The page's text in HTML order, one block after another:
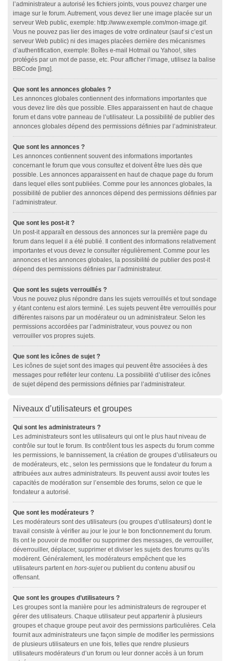
l’administrateur a autorisé les fichiers joints, vous pouvez charger une
image sur le forum. Autrement, vous devez lier une image placée sur un
serveur Web public, exemple: http://www.exemple.com/mon-image.gif.
Vous ne pouvez pas lier des images de votre ordinateur (sauf si c’est un
serveur Web public) ni des images placées derrière des mécanismes
d’authentification, exemple: Boîtes e-mail Hotmail ou Yahoo!, sites
protégés par un mot de passe, etc. Pour afficher l’image, utilisez la balise
BBCode [img].
Que sont les annonces globales ?
Les annonces globales contiennent des informations importantes que
vous devez lire dès que possible. Elles apparaissent en haut de chaque
forum et dans votre panneau de l’utilisateur. La possibilité de publier des
annonces globales dépend des permissions définies par l’administrateur.
Que sont les annonces ?
Les annonces contiennent souvent des informations importantes
concernant le forum que vous consultez et doivent être lues dès que
possible. Les annonces apparaissent en haut de chaque page du forum
dans lequel elles sont publiées. Comme pour les annonces globales, la
possibilité de publier des annonces dépend des permissions définies par
l’administrateur.
Que sont les post-it ?
Un post-it apparaît en dessous des annonces sur la première page du
forum dans lequel il a été publié. Il contient des informations relativement
importantes et vous devez le consulter régulièrement. Comme pour les
annonces et les annonces globales, la possibilité de publier des post-it
dépend des permissions définies par l’administrateur.
Que sont les sujets verrouillés ?
Vous ne pouvez plus répondre dans les sujets verrouillés et tout sondage
y étant contenu est alors terminé. Les sujets peuvent être verrouillés pour
différentes raisons par un modérateur ou un administrateur. Selon les
permissions accordées par l’administrateur, vous pouvez ou non
verrouiller vos propres sujets.
Que sont les icônes de sujet ?
Les icônes de sujet sont des images qui peuvent être associées à des
messages pour refléter leur contenu. La possibilité d’utiliser des icônes
de sujet dépend des permissions définies par l’administrateur.
Niveaux d’utilisateurs et groupes
Qui sont les administrateurs ?
Les administrateurs sont les utilisateurs qui ont le plus haut niveau de
contrôle sur tout le forum. Ils contrôlent tous les aspects du forum comme
les permissions, le bannissement, la création de groupes d’utilisateurs ou
de modérateurs, etc., selon les permissions que le fondateur du forum a
attribuées aux autres administrateurs. Ils peuvent aussi avoir toutes les
capacités de modération sur l’ensemble des forums, selon ce que le
fondateur a autorisé.
Que sont les modérateurs ?
Les modérateurs sont des utilisateurs (ou groupes d’utilisateurs) dont le
travail consiste à vérifier au jour le jour le bon fonctionnement du forum.
Ils ont le pouvoir de modifier ou supprimer des messages, de verrouiller,
déverrouiller, déplacer, supprimer et diviser les sujets des forums qu’ils
modèrent. Généralement, les modérateurs empêchent que les
utilisateurs partent en hors-sujetou publient du contenu abusif ou
offensant.
Que sont les groupes d’utilisateurs ?
Les groupes sont la manière pour les administrateurs de regrouper et
gérer des utilisateurs. Chaque utilisateur peut appartenir à plusieurs
groupes et chaque groupe peut avoir des permissions particulières. Cela
fournit aux administrateurs une façon simple de modifier les permissions
de plusieurs utilisateurs en une fois, telles que rendre plusieurs
utilisateurs modérateurs d’un forum ou leur donner accès à un forum